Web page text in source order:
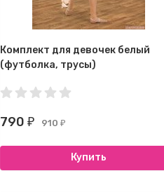
Комплект для девочек белый
(футболка, трусы)
790 ₽ 910 ₽
Купить